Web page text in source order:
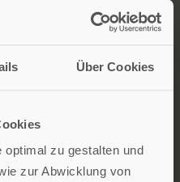
Über Cookies
optimal zu gestalten und
zur Abwicklung von
Persönliche
Irische
zur Ermutigung, zu Trost